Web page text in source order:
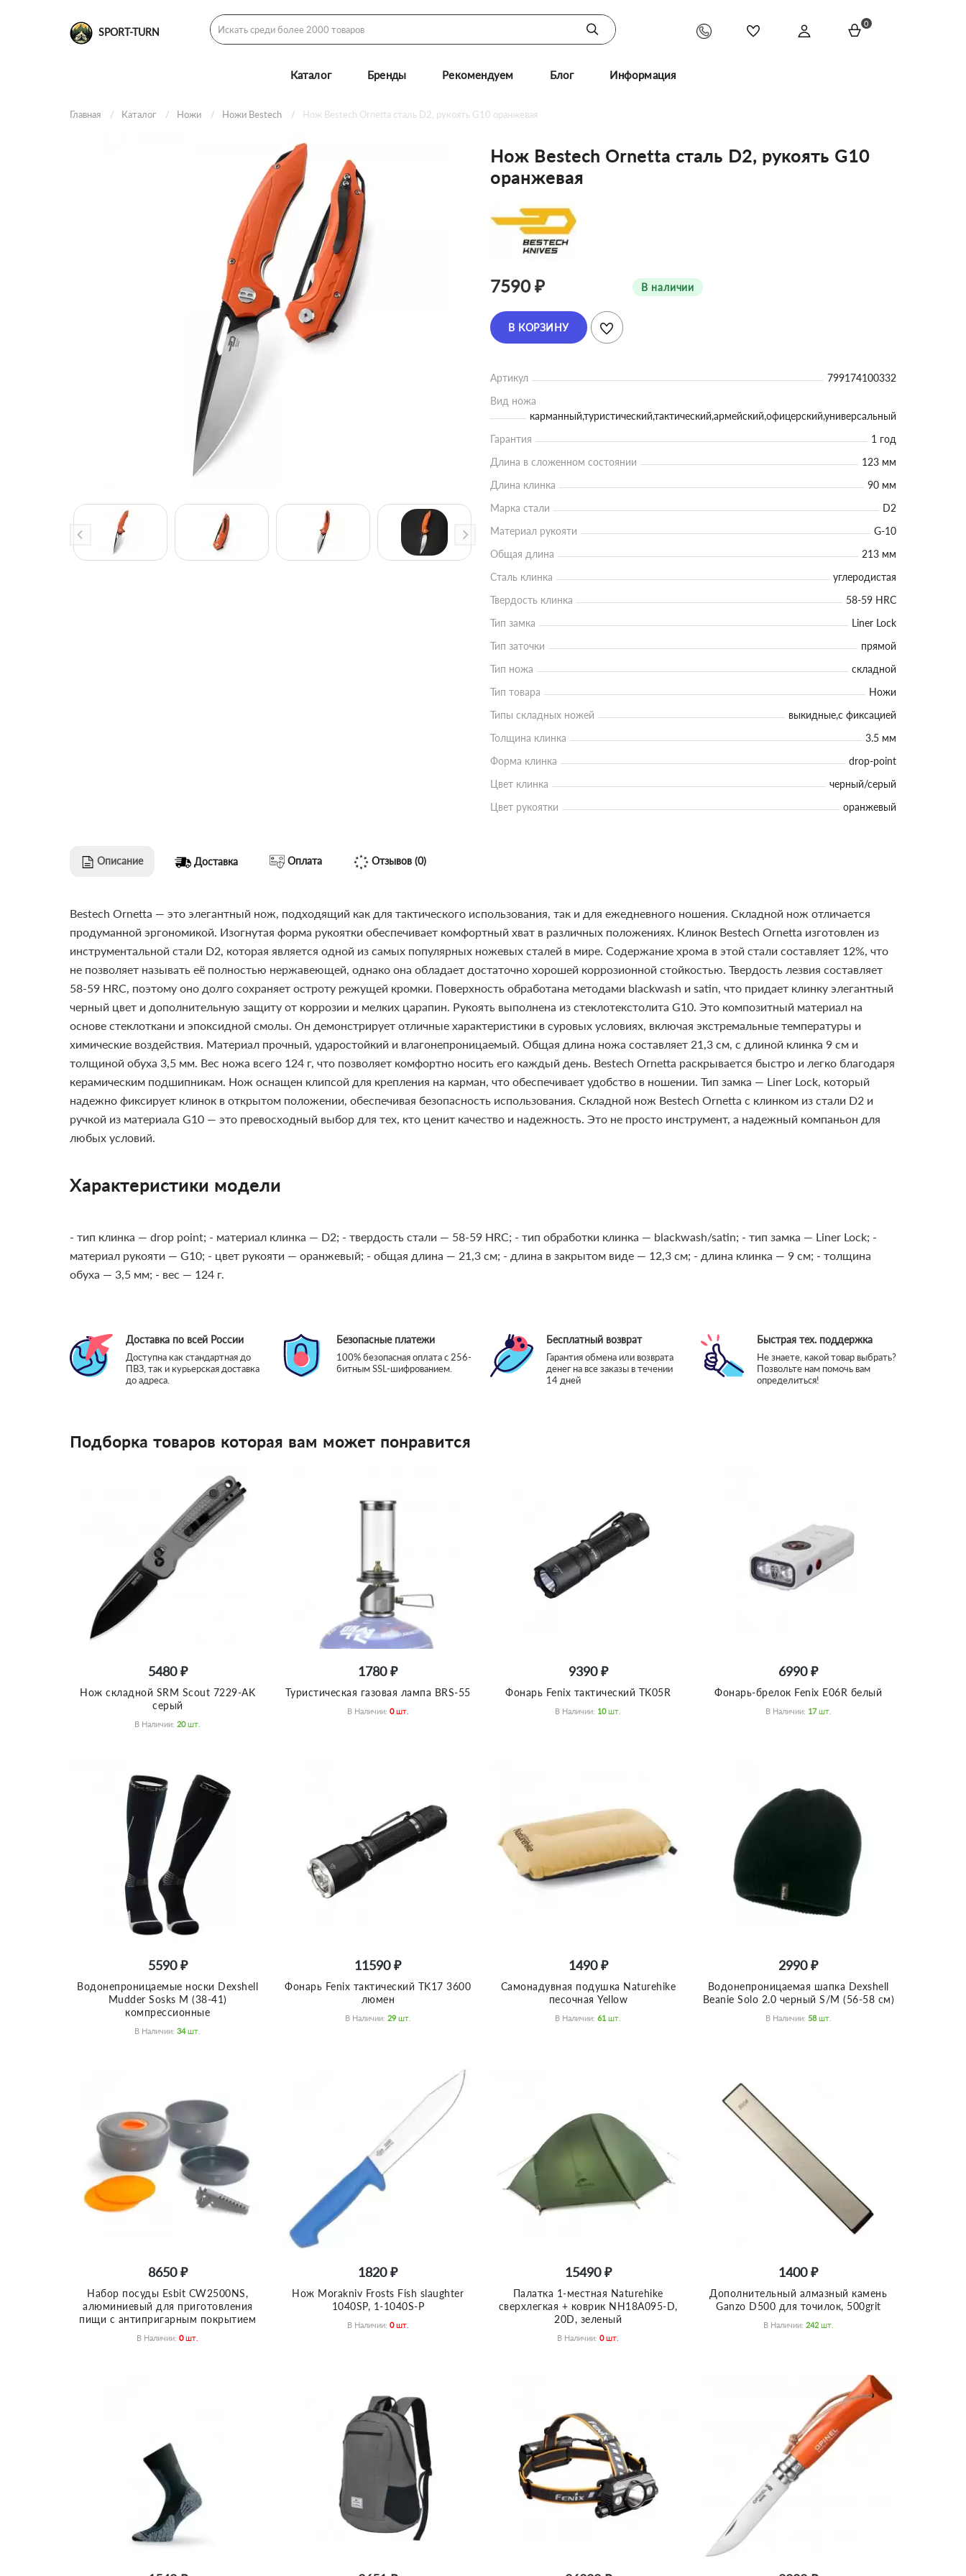
SPORT-TURN
0
Каталог Бренды Рекомендуем Блог Информация
Главная Каталог Ножи Ножи Bestech Нож Bestech Ornetta сталь D2, рукоять G10 оранжевая
Нож Bestech Ornetta сталь D2, рукоять G10
оранжевая
7590 ₽ В наличии
В КОРЗИНУ
Артикул
799174100332
Вид ножа
карманный,туристический,тактический,армейский,офицерский,универсальный
Гарантия
1 год
Длина в сложенном состоянии
123 мм
Длина клинка
90 мм
Марка стали
D2
Материал рукояти
G-10
Общая длина
213 мм
Сталь клинка
углеродистая
Твердость клинка
58-59 HRC
Тип замка
Liner Lock
Тип заточки
прямой
Тип ножа
складной
Тип товара
Ножи
Типы складных ножей
выкидные,с фиксацией
Толщина клинка
3.5 мм
Форма клинка
drop-point
Цвет клинка
черный/серый
Цвет рукоятки
оранжевый
Описание Доставка Оплата Отзывов (0)
Bestech Ornetta — это элегантный нож, подходящий как для тактического использования, так и для ежедневного ношения. Складной нож отличается
продуманной эргономикой. Изогнутая форма рукоятки обеспечивает комфортный хват в различных положениях. Клинок Bestech Ornetta изготовлен из
инструментальной стали D2, которая является одной из самых популярных ножевых сталей в мире. Содержание хрома в этой стали составляет 12%, что
не позволяет называть её полностью нержавеющей, однако она обладает достаточно хорошей коррозионной стойкостью. Твердость лезвия составляет
58-59 HRC, поэтому оно долго сохраняет остроту режущей кромки. Поверхность обработана методами blackwash и satin, что придает клинку элегантный
черный цвет и дополнительную защиту от коррозии и мелких царапин. Рукоять выполнена из стеклотекстолита G10. Это композитный материал на
основе стеклоткани и эпоксидной смолы. Он демонстрирует отличные характеристики в суровых условиях, включая экстремальные температуры и
химические воздействия. Материал прочный, ударостойкий и влагонепроницаемый. Общая длина ножа составляет 21,3 см, с длиной клинка 9 см и
толщиной обуха 3,5 мм. Вес ножа всего 124 г, что позволяет комфортно носить его каждый день. Bestech Ornetta раскрывается быстро и легко благодаря
керамическим подшипникам. Нож оснащен клипсой для крепления на карман, что обеспечивает удобство в ношении. Тип замка — Liner Lock, который
надежно фиксирует клинок в открытом положении, обеспечивая безопасность использования. Складной нож Bestech Ornetta с клинком из стали D2 и
ручкой из материала G10 — это превосходный выбор для тех, кто ценит качество и надежность. Это не просто инструмент, а надежный компаньон для
любых условий.
Характеристики модели
- тип клинка — drop point; - материал клинка — D2; - твердость стали — 58-59 HRC; - тип обработки клинка — blackwash/satin; - тип замка — Liner Lock; -
материал рукояти — G10; - цвет рукояти — оранжевый; - общая длина — 21,3 см; - длина в закрытом виде — 12,3 см; - длина клинка — 9 см; - толщина
обуха — 3,5 мм; - вес — 124 г.
Доставка по всей России
Доступна как стандартная до
ПВЗ, так и курьерская доставка
до адреса.
Безопасные платежи
100% безопасная оплата с 256-
битным SSL-шифрованием.
Бесплатный возврат
Гарантия обмена или возврата
денег на все заказы в течении
14 дней
Быстрая тех. поддержка
Не знаете, какой товар выбрать?
Позвольте нам помочь вам
определиться!
Подборка товаров которая вам может понравится
5480 ₽
Нож складной SRM Scout 7229-AK
серый
В Наличии:20 Шт.
1780 ₽
Туристическая газовая лампа BRS-55
В Наличии: 0 Шт.
9390 ₽
Фонарь Fenix тактический TK05R
В Наличии: 10 Шт.
6990 ₽
Фонарь-брелок Fenix E06R белый
В Наличии: 17 Шт.
5590 ₽
Водонепроницаемые носки Dexshell
Mudder Sosks M (38-41)
компрессионные
В Наличии:34 Шт.
11590 ₽
Фонарь Fenix тактический TK17 3600
люмен
В Наличии: 29 Шт.
1490 ₽
Самонадувная подушка Naturehike
песочная Yellow
В Наличии:61 Шт.
2990 ₽
Водонепроницаемая шапка Dexshell
Beanie Solo 2.0 черный S/M (56-58 см)
В Наличии: 58 Шт.
8650 ₽
Набор посуды Esbit CW2500NS,
алюминиевый для приготовления
пищи с антипригарным покрытием
В Наличии:0 Шт.
1820 ₽
Нож Morakniv Frosts Fish slaughter
1040SP, 1-1040S-Р
В Наличии: 0 Шт.
15490 ₽
Палатка 1-местная Naturehike
сверхлегкая + коврик NH18A095-D,
20D, зеленый
В Наличии:0 Шт.
1400 ₽
Дополнительный алмазный камень
Ganzo D500 для точилок, 500grit
В Наличии: 242 Шт.